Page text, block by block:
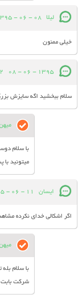
لیلا 08 - 06 - 1395
خیلی ممنون
08 - 06 - 1395
سلام ببخشید اگه سایزش
با سلام
میتونید
ایسان 11 - 06 - 1395
اگر اشکالی خدای نکرده
با سلام
شرکت بابت